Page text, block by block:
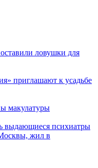
ловушки для
приглашают к усадьбе
макулатуры
выдающиеся психиатры
жил в